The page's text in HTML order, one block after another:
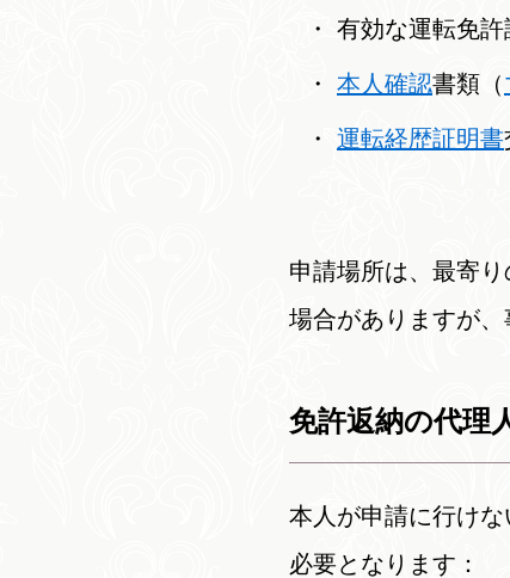
有効な運転免許
本人確認書類（
運転経歴証明書
申請場所は、最寄
場合がありますが、
免許返納の代理
本人が申請に行け
必要となります：